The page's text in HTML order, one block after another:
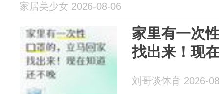
家居美少女 2026-08-06
家里有一次
找出来！现
刘哥谈体育 2026-